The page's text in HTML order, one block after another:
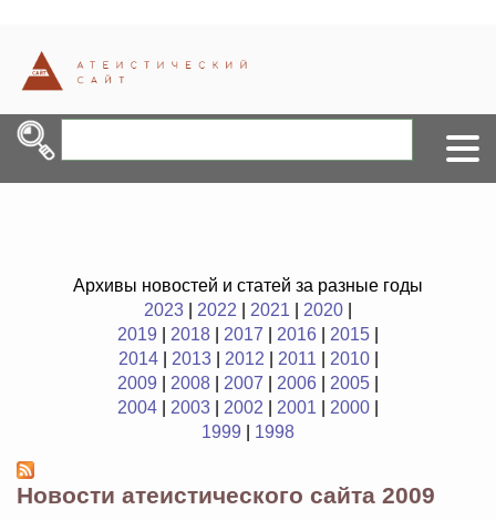
Архивы новостей и статей за разные годы
2023
2022 2021 2020
2019
2018 2017 2016 2015
2014| 2013| 2012 2011 2010|
2009
2008 2007 2006 2005
2004
2003 2002 2001 2000
1999
1998
Новости атеистического сайта 2009